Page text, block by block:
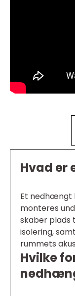
Hvad er
Et nedhængt
monteres
skaber plads
isolering,
rummets
Hvilke